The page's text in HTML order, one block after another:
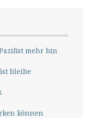
mehr bin
bleibe
können